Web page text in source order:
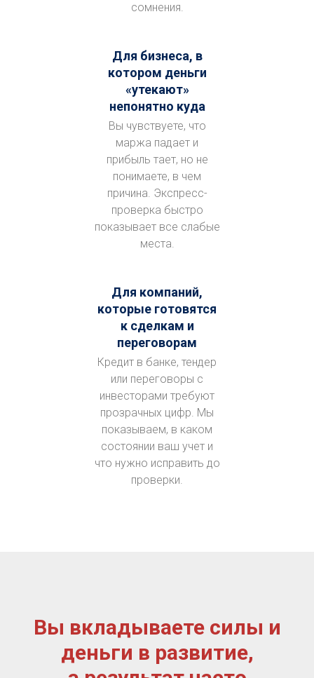
сомнения.
Для бизнеса, в
котором деньги
«утекают»
непонятно куда
Вы чувствуете, что
маржа падает и
прибыль тает, но не
понимаете, в чем
причина. Экспресс-
проверка быстро
показывает все слабые
места.
Для компаний,
которые готовятся
к сделкам и
переговорам
Кредит в банке, тендер
или переговоры с
инвесторами требуют
прозрачных цифр. Мы
показываем, в каком
состоянии ваш учет и
что нужно исправить до
проверки.
Вы вкладываете силы и
деньги в развитие,